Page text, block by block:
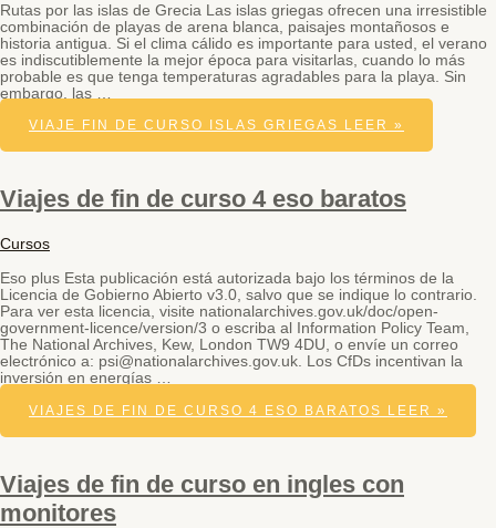
Rutas por las islas de Grecia Las islas griegas ofrecen una irresistible
combinación de playas de arena blanca, paisajes montañosos e
historia antigua. Si el clima cálido es importante para usted, el verano
es indiscutiblemente la mejor época para visitarlas, cuando lo más
probable es que tenga temperaturas agradables para la playa. Sin
embargo, las …
VIAJE FIN DE CURSO ISLAS GRIEGAS LEER »
Viajes de fin de curso 4 eso baratos
Cursos
Eso plus Esta publicación está autorizada bajo los términos de la
Licencia de Gobierno Abierto v3.0, salvo que se indique lo contrario.
Para ver esta licencia, visite nationalarchives.gov.uk/doc/open-
government-licence/version/3 o escriba al Information Policy Team,
The National Archives, Kew, London TW9 4DU, o envíe un correo
electrónico a: psi@nationalarchives.gov.uk. Los CfDs incentivan la
inversión en energías …
VIAJES DE FIN DE CURSO 4 ESO BARATOS LEER »
Viajes de fin de curso en ingles con
monitores